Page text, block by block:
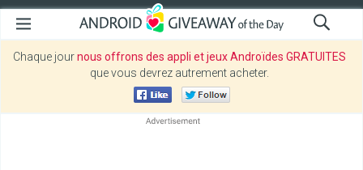
Chaque journous offrons des appli et jeux Androïdes GRATUITES
que vous devrez autrement acheter.